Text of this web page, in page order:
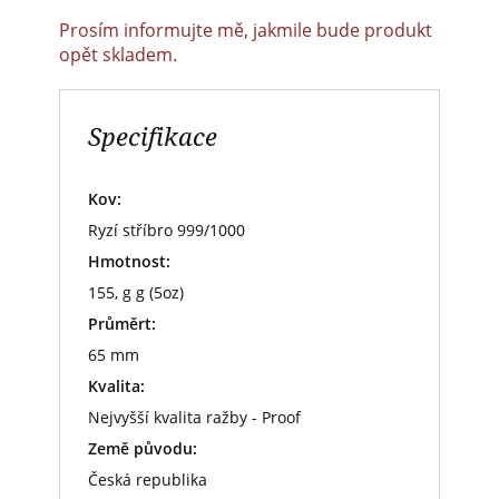
Prosím informujte mě, jakmile bude produkt
opět skladem.
Specifikace
Kov:
Ryzí stříbro 999/1000
Hmotnost:
155, g g (5oz)
Průměrt:
65 mm
Kvalita:
Nejvyšší kvalita ražby - Proof
Země původu:
Česká republika